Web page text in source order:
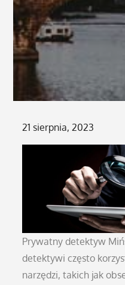
Posted
on
21 sierpnia, 2023
Prywatny detektyw
detektywi często
narzędzi, takich jak